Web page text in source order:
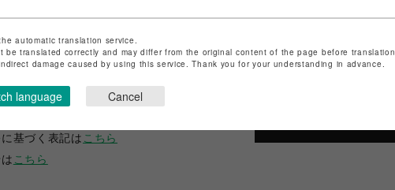
STORE SENDAI
基づく表記は こちら
こちら
automatic translation service.
translated correctly and may differ from the original content of the page before translation.
damage caused by using this service. Thank you for your understanding in advance.
language Cancel